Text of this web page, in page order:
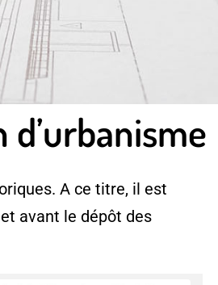
A ce titre, il est
avant le dépôt des